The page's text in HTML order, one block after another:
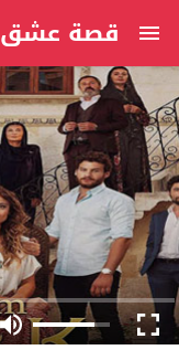
قصة عشق